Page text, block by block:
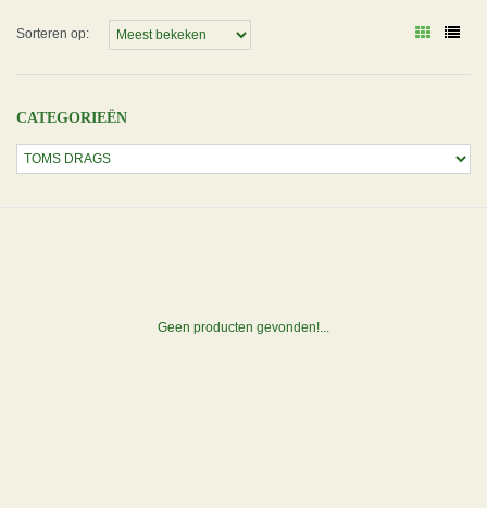
Sorteren op:
CATEGORIEËN
Geen producten gevonden!...